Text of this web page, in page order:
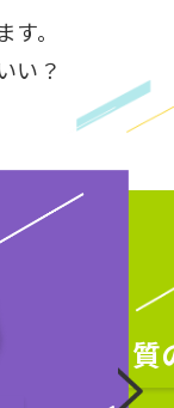
。
い？
質